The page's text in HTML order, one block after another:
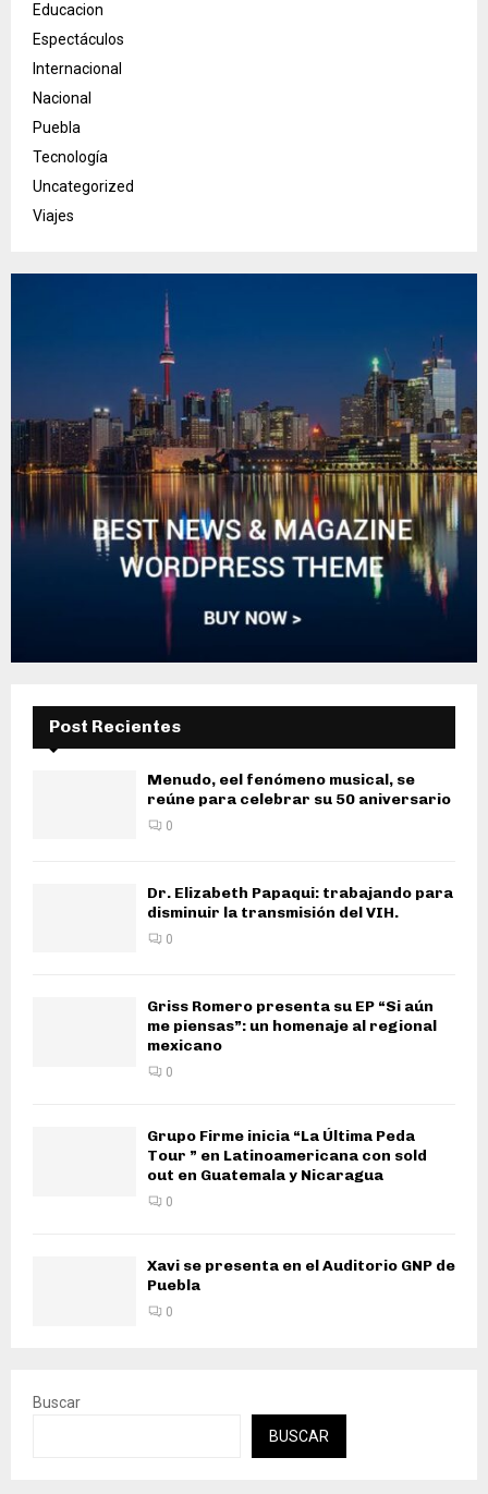
Educacion
Espectáculos
Internacional
Nacional
Puebla
Tecnología
Uncategorized
Viajes
Post Recientes
Menudo, eel fenómeno musical, se
reúne para celebrar su 50 aniversario
0
Dr. Elizabeth Papaqui: trabajando para
disminuir la transmisión del VIH.
0
Griss Romero presenta su EP “Si aún
me piensas”: un homenaje al regional
mexicano
0
Grupo Firme inicia “La Última Peda
Tour ” en Latinoamericana con sold
out en Guatemala y Nicaragua
0
Xavi se presenta en el Auditorio GNP de
Puebla
0
Buscar
BUSCAR